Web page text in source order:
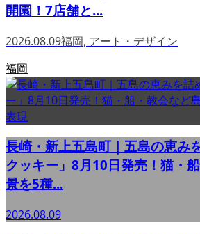
開園！7店舗と...
2026.08.09福岡, アート・デザイン
福岡
長崎・新上五島町｜五島の恵み
クッキー」8月10日発売！猫・
景を5種...
2026.08.09